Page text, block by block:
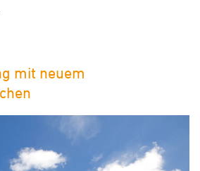
mit neuem